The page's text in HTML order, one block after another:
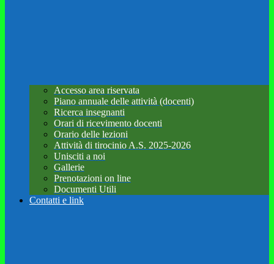
Accesso area riservata
Piano annuale delle attività (docenti)
Ricerca insegnanti
Orari di ricevimento docenti
Orario delle lezioni
Attività di tirocinio A.S. 2025-2026
Unisciti a noi
Gallerie
Prenotazioni on line
Documenti Utili
Contatti e link